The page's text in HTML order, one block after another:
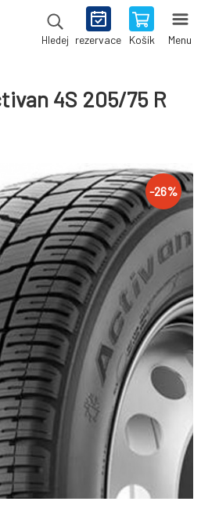
Hledej rezervace Košík Menu
4S 205/75 R
-26%